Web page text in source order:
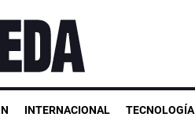
INTERNACIONAL TECNOLOGÍA